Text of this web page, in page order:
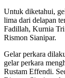
Untuk diketahui,
lima dari delapan
Fadillah, Kurnia
Rismon Sianipar.
Gelar perkara
gelar perkara
Rustam Effendi.